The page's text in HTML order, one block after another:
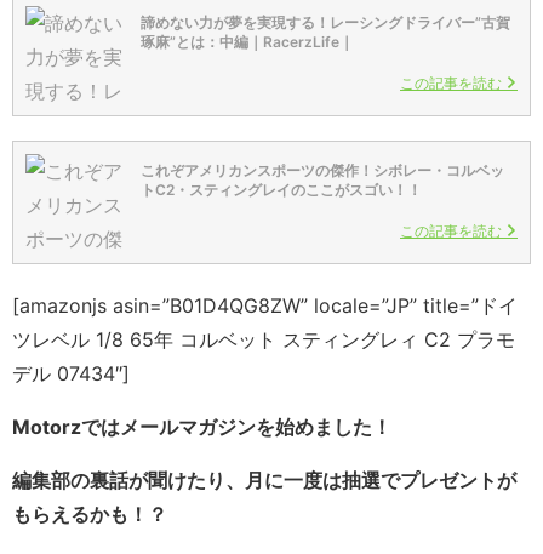
諦めない力が夢を実現する！レーシングドライバー”古賀
琢麻”とは：中編｜RacerzLife｜
この記事を読む
これぞアメリカンスポーツの傑作！シボレー・コルベッ
トC2・スティングレイのここがスゴい！！
この記事を読む
[amazonjs asin=”B01D4QG8ZW” locale=”JP” title=”ドイ
ツレベル 1/8 65年 コルベット スティングレィ C2 プラモ
デル 07434″]
Motorzではメールマガジンを始めました！
編集部の裏話が聞けたり、月に一度は抽選でプレゼントが
もらえるかも！？